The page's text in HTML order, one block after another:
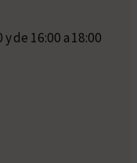
y de 16:00 a 18:00